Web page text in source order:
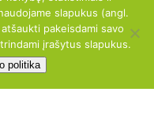
slapukus (angl.
pakeisdami savo
įrašytus slapukus.
politika